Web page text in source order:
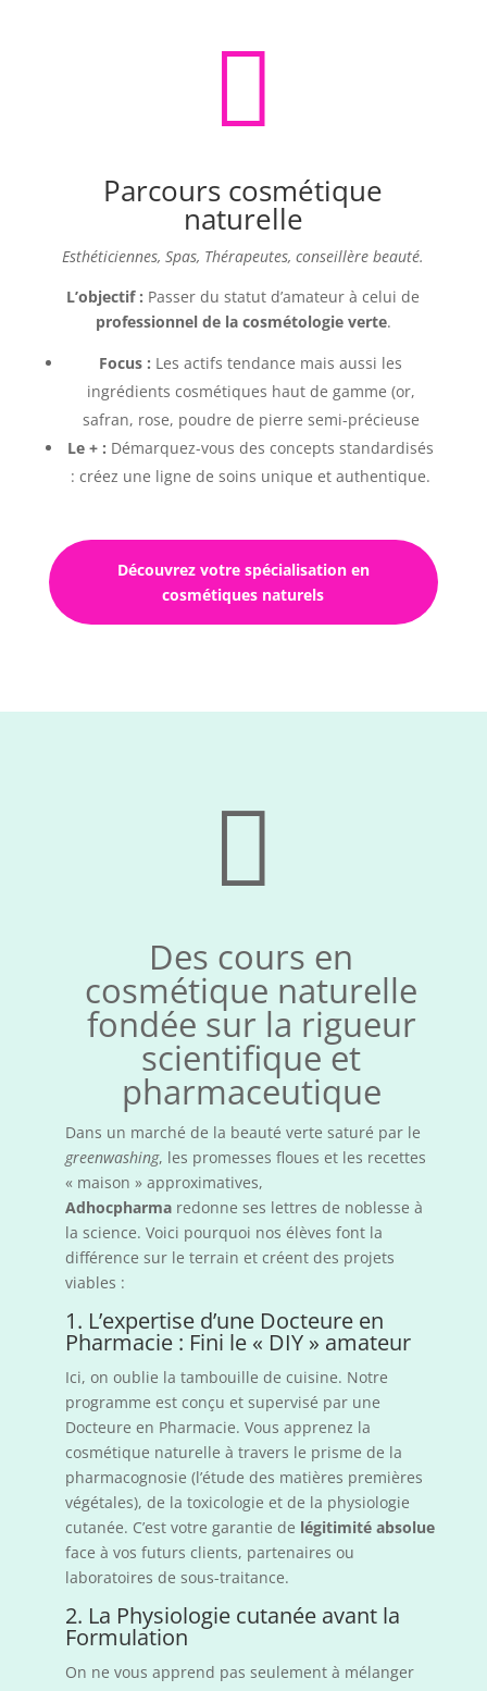

Parcours cosmétique
naturelle
Esthéticiennes, Spas, Thérapeutes, conseillère beauté.
L’objectif : Passer du statut d’amateur à celui de
professionnel de la cosmétologie verte.
Focus : Les actifs tendance mais aussi les
ingrédients cosmétiques haut de gamme (or,
safran, rose, poudre de pierre semi-précieuse
Le + : Démarquez-vous des concepts standardisés
: créez une ligne de soins unique et authentique.
Découvrez votre spécialisation en
cosmétiques naturels

Des cours en
cosmétique naturelle
fondée sur la rigueur
scientifique et
pharmaceutique
Dans un marché de la beauté verte saturé par le
greenwashing, les promesses floues et les recettes
« maison » approximatives,
Adhocpharmaredonne ses lettres de noblesse à
la science. Voici pourquoi nos élèves font la
différence sur le terrain et créent des projets
viables :
1. L’expertise d’une Docteure en
Pharmacie : Fini le « DIY » amateur
Ici, on oublie la tambouille de cuisine. Notre
programme est conçu et supervisé par une
Docteure en Pharmacie. Vous apprenez la
cosmétique naturelle à travers le prisme de la
pharmacognosie (l’étude des matières premières
végétales), de la toxicologie et de la physiologie
cutanée. C’est votre garantie de légitimité absolue
face à vos futurs clients, partenaires ou
laboratoires de sous-traitance.
2. La Physiologie cutanée avant la
Formulation
On ne vous apprend pas seulement à mélanger